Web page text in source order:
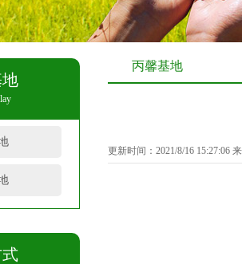
丙馨基地
更新时间：2021/8/16 15:27:06